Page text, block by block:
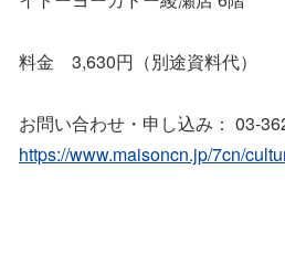
料金 3,630円（別途資料代）
お問い合わせ・申し込み： 03-
https://www.maisoncn.jp/7cn/